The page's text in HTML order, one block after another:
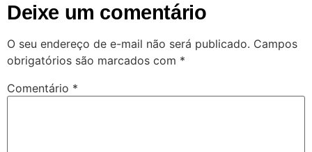
Deixe um comentário
O seu endereço de e-mail não será publicado. Campos
obrigatórios são marcados com *
Comentário *